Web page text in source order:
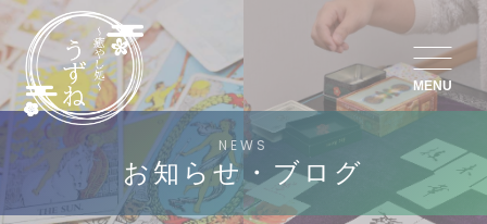
MENU
NEWS
お知らせ・ブログ